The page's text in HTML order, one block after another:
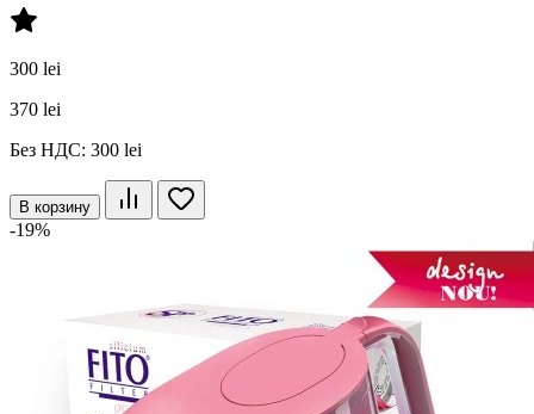
300 lei
370 lei
Без НДС: 300 lei
В корзину
-19%